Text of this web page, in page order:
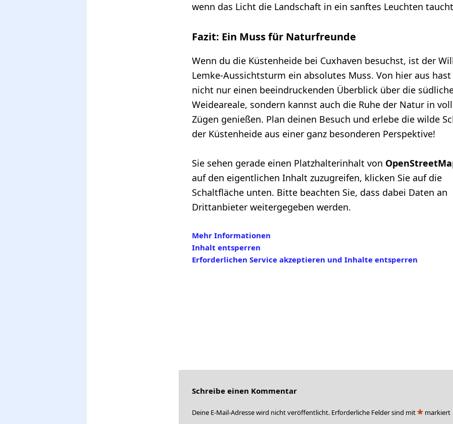
wenn das Licht die Landschaft in ein sanftes Leuchten
Fazit: Ein Muss für Naturfreunde
Wenn du die Küstenheide bei Cuxhaven besuchst, ist der
Lemke-Aussichtsturm ein absolutes Muss. Von hier aus hast
nicht nur einen beeindruckenden Überblick über die
Weideareale, sondern kannst auch die Ruhe der Natur in
Zügen genießen. Plan deinen Besuch und erlebe die wilde
der Küstenheide aus einer ganz besonderen Perspektive!
Sie sehen gerade einen Platzhalterinhalt von
auf den eigentlichen Inhalt zuzugreifen, klicken Sie auf die
Schaltfläche unten. Bitte beachten Sie, dass dabei Daten an
Drittanbieter weitergegeben werden.
Mehr Informationen
Inhalt entsperren
Erforderlichen Service akzeptieren und Inhalte entsperren
Schreibe einen Kommentar
Deine E-Mail-Adresse wird nicht veröffentlicht. Erforderliche Felder sind mit*markiert